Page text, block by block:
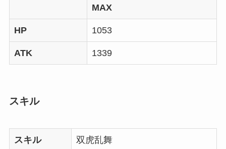
MAX
HP 1053
ATK 1339
スキル
スキル 双虎乱舞